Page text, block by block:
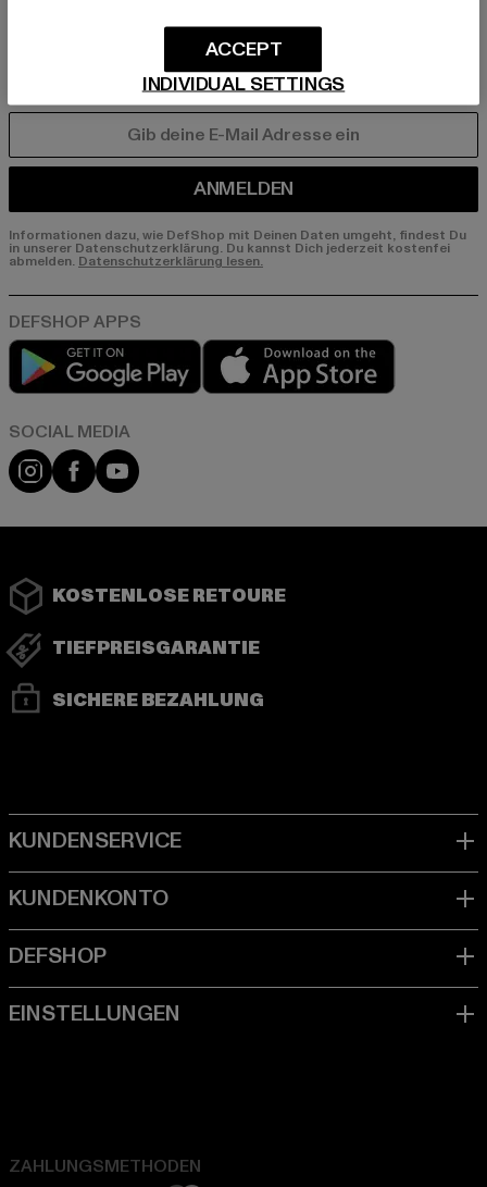
ANMELDEN
Informationen dazu, wie DefShop mit Deinen Daten umgeht, findest Du
in unserer Datenschutzerklärung. Du kannst Dich jederzeit kostenfei
abmelden. Datenschutzerklärung lesen.
Play market
Instagram
FacebookYouTube
KOSTENLOSE RETOURE
TIEFPREISGARANTIE
SICHERE BEZAHLUNG
ZAHLUNGSMETHODEN
INDIVIDUAL SETTINGS
ACCEPT